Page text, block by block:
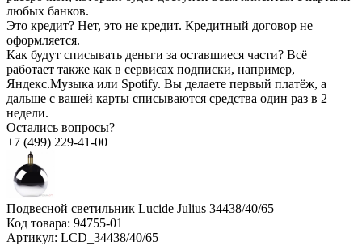
любых банков.
Это кредит? Нет, это не кредит. Кредитный договор не
оформляется.
Как будут списывать деньги за оставшиеся части? Всё
работает также как в сервисах подписки, например,
Яндекс.Музыка или Spotify. Вы делаете первый платёж, а
дальше с вашей карты списываются средства один раз в 2
недели.
Остались вопросы?
+7 (499) 229-41-00
Подвесной светильник Lucide Julius 34438/40/65
Код товара: 94755-01
Артикул: LCD_34438/40/65